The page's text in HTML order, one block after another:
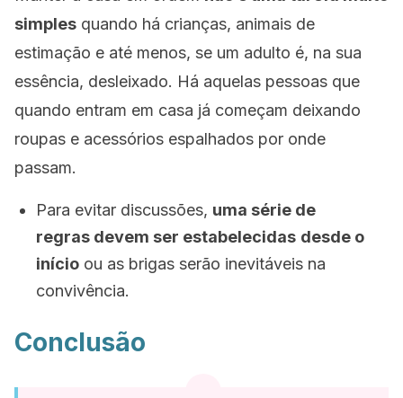
simples quando há crianças, animais de
estimação e até menos, se um adulto é, na sua
essência, desleixado. Há aquelas pessoas que
quando entram em casa já começam deixando
roupas e acessórios espalhados por onde
passam.
Para evitar discussões, uma série de
regras devem ser estabelecidas desde o
início ou as brigas serão inevitáveis na
convivência.
Conclusão